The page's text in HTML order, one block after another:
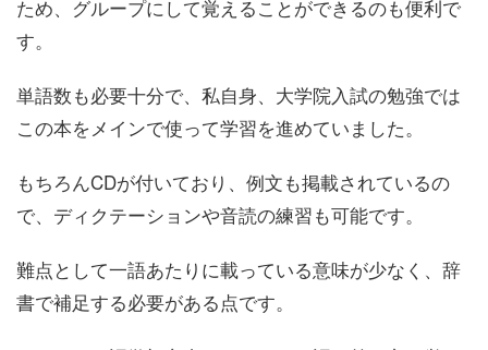
ため、グループにして覚えることができるのも便利で
す。
単語数も必要十分で、私自身、大学院入試の勉強では
この本をメインで使って学習を進めていました。
もちろんCDが付いており、例文も掲載されているの
で、ディクテーションや音読の練習も可能です。
難点として一語あたりに載っている意味が少なく、辞
書で補足する必要がある点です。